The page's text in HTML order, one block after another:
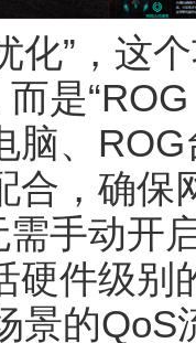
化”，这
是
脑、
合，确保
手动开
硬件级别
景的